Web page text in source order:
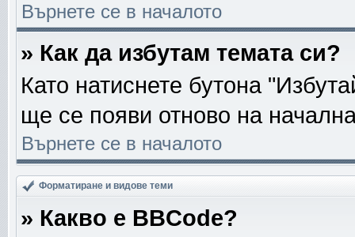
Върнете се в началото
» Как да избутам темата си?
Като натиснете бутона
ще се появи отново на
Върнете се в началото
Форматиране и видове теми
» Какво е BBCode?